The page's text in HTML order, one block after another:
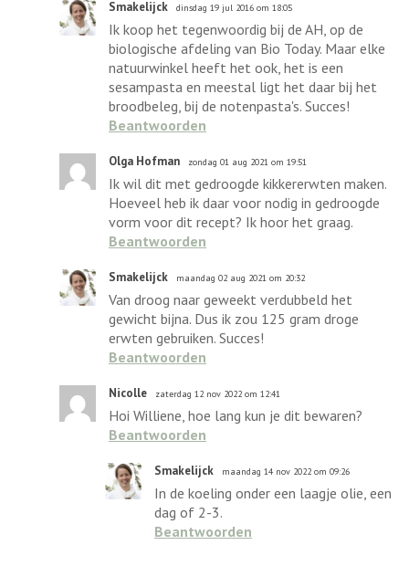
Smakelijck dinsdag 19 jul 2016 om 18:05
Ik koop het tegenwoordig bij de AH, op de
biologische afdeling van Bio Today. Maar elke
natuurwinkel heeft het ook, het is een
sesampasta en meestal ligt het daar bij het
broodbeleg, bij de notenpasta's. Succes!
Beantwoorden
Olga Hofman zondag 01 aug 2021 om 19:51
Ik wil dit met gedroogde kikkererwten maken.
Hoeveel heb ik daar voor nodig in gedroogde
vorm voor dit recept? Ik hoor het graag.
Beantwoorden
Smakelijck maandag 02 aug 2021 om 20:32
Van droog naar geweekt verdubbeld het
gewicht bijna. Dus ik zou 125 gram droge
erwten gebruiken. Succes!
Beantwoorden
Nicolle zaterdag 12 nov 2022 om 12:41
Hoi Williene, hoe lang kun je dit bewaren?
Beantwoorden
Smakelijck maandag 14 nov 2022 om 09:26
In de koeling onder een laagje olie, een
dag of 2-3.
Beantwoorden